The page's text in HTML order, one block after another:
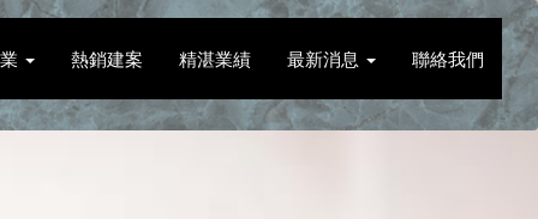
熱銷建案 精湛業績 最新消息 聯絡我們